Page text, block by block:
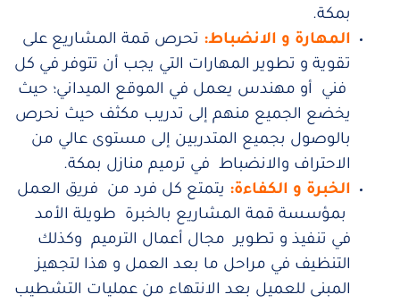
بمكة.
المهارة و الانضباط: تحرص قمة المشاريع على
تقوية و تطوير المهارات التي يجب أن تتوفر في كل
فني أو مهندس يعمل في الموقع الميداني؛ حيث
يخضع الجميع منهم إلى تدريب مكثف حيث نحرص
بالوصول بجميع المتدربين إلى مستوى عالي من
الاحتراف والانضباط في ترميم منازل بمكة.
الخبرة و الكفاءة: يتمتع كل فرد من فريق العمل
بمؤسسة قمة المشاريع بالخبرة طويلة الأمد
في تنفيذ و تطوير مجال أعمال الترميم وكذلك
التنظيف في مراحل ما بعد العمل و هذا لتجهيز
المبنى للعميل بعد الانتهاء من عمليات التشطيب